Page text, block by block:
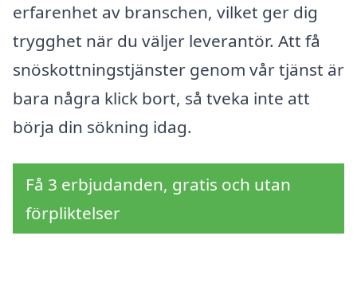
erfarenhet av branschen, vilket ger dig
trygghet när du väljer leverantör. Att få
snöskottningstjänster genom vår tjänst är
bara några klick bort, så tveka inte att
börja din sökning idag.
Få 3 erbjudanden, gratis och utan
förpliktelser